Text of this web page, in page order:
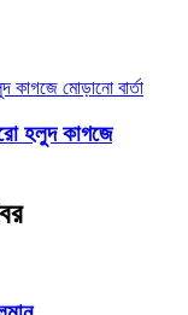
হলুদ কাগজে